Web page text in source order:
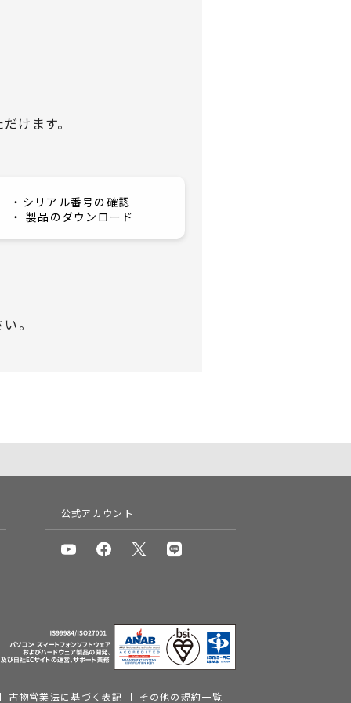
けます。
・シリアル番号の確認
・ 製品のダウンロード
。
公式アカウント
古物営業法に基づく表記 その他の規約一覧